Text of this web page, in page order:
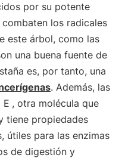
por su potente
combaten los radicales
este árbol, como las
una buena fuente de
es, por tanto, una
. Además, las
E , otra molécula que
tiene propiedades
útiles para las enzimas
de digestión y